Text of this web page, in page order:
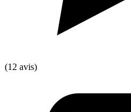
(12 avis)